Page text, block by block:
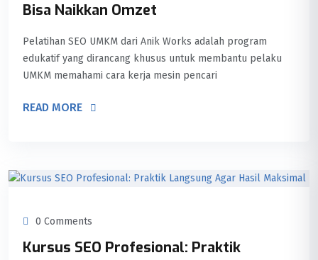
Bisa Naikkan Omzet
Pelatihan SEO UMKM dari Anik Works adalah program
edukatif yang dirancang khusus untuk membantu pelaku
UMKM memahami cara kerja mesin pencari
READ MORE
0 Comments
Kursus SEO Profesional: Praktik